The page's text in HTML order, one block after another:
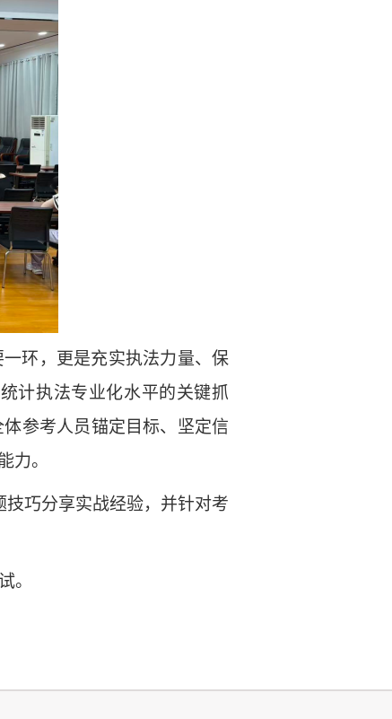
环，更是充实执法力量、保
计执法专业化水平的关键抓
参考人员锚定目标、坚定信
力。
巧分享实战经验，并针对考
。